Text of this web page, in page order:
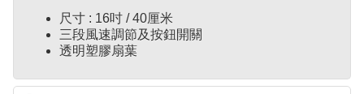
尺寸 : 16吋 / 40厘米
三段風速調節及按鈕開關
透明塑膠扇葉